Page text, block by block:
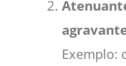
Exemplo: